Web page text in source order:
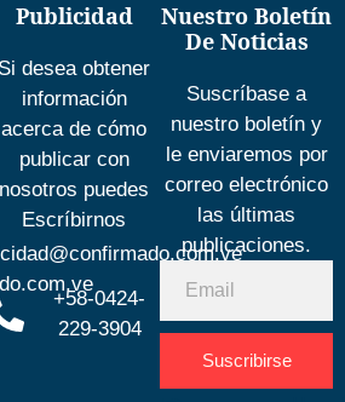
Publicidad
Si desea obtener
información
acerca de cómo
publicar con
nosotros puedes
Escríbirnos
+58-0424-
229-3904
Nuestro Boletín
De Noticias
Suscríbase a
nuestro boletín y
le enviaremos por
correo electrónico
las últimas
publicaciones.
Suscribirse